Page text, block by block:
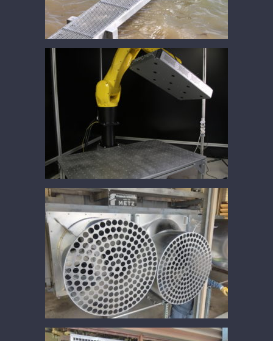
prototype lampe UV de control
Caisson ventilation aluminium